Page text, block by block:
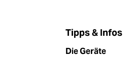
Tipps & Infos
Die Geräte